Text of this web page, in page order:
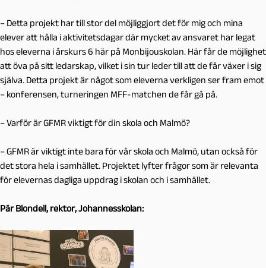
– Detta projekt har till stor del möjliggjort det för mig och mina
elever att hålla i aktivitetsdagar där mycket av ansvaret har legat
hos eleverna i årskurs 6 här på Monbijouskolan. Här får de möjlighet
att öva på sitt ledarskap, vilket i sin tur leder till att de får växer i sig
själva. Detta projekt är något som eleverna verkligen ser fram emot
– konferensen, turneringen MFF-matchen de får gå på.
– Varför är GFMR viktigt för din skola och Malmö?
– GFMR är viktigt inte bara för vår skola och Malmö, utan också för
det stora hela i samhället. Projektet lyfter frågor som är relevanta
för elevernas dagliga uppdrag i skolan och i samhället.
Pär Blondell, rektor, Johannesskolan: